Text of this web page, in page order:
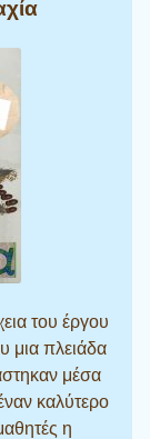
του έργου
μια πλειάδα
μέσα
καλύτερο
η